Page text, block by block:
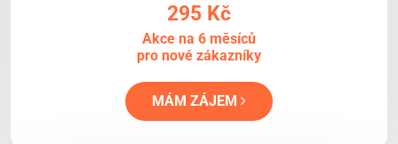
295 Kč
Akce na 6 měsíců
pro nové zákazníky
MÁM ZÁJEM